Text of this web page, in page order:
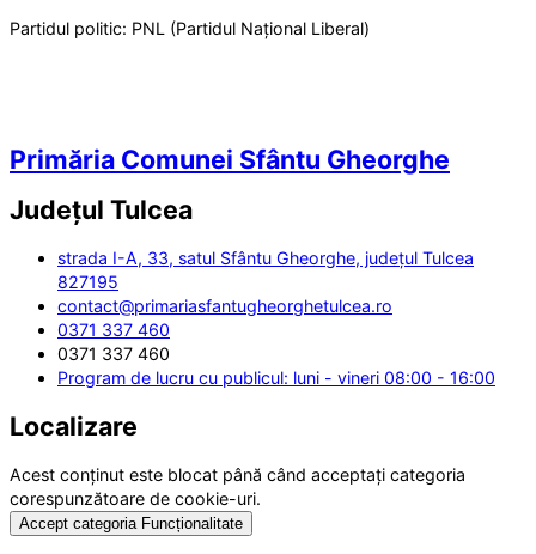
Partidul politic: PNL (Partidul Național Liberal)
Primăria Comunei Sfântu Gheorghe
Județul Tulcea
strada I-A, 33, satul Sfântu Gheorghe, județul Tulcea
827195
contact@primariasfantugheorghetulcea.ro
0371 337 460
0371 337 460
Program de lucru cu publicul: luni - vineri 08:00 - 16:00
Localizare
Acest conținut este blocat până când acceptați categoria
corespunzătoare de cookie-uri.
Accept categoria Funcționalitate